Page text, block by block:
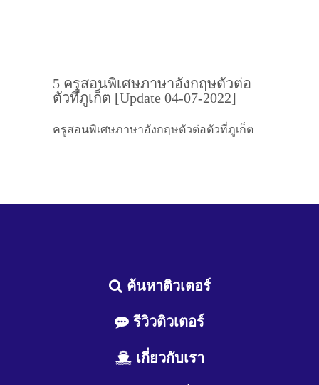
5 ครูสอนพิเศษภาษาอังกฤษตัวต่อ
ตัวที่ภูเก็ต [Update 04-07-2022]
ครูสอนพิเศษภาษาอังกฤษตัวต่อตัวที่ภูเก็ต
ค้นหาติวเตอร์
รีวิวติวเตอร์
เกี่ยวกับเรา